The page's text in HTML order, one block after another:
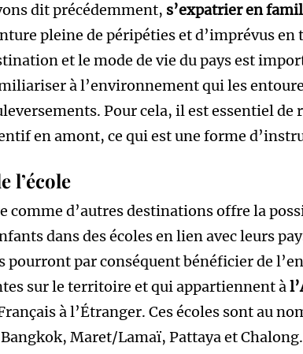
dit précédemment, s’expatrier en
pleine de péripéties et d’imprévus
et le mode de vie du pays est
à l’environnement qui les
Pour cela, il est essentiel de
en amont, ce qui est une forme
l’école
comme d’autres destinations offre la
dans des écoles en lien avec leurs
pourront par conséquent bénéficier de
sur le territoire et qui appartiennent à
à l’Étranger. Ces écoles sont au
Maret/Lamaï, Pattaya et Chalong.